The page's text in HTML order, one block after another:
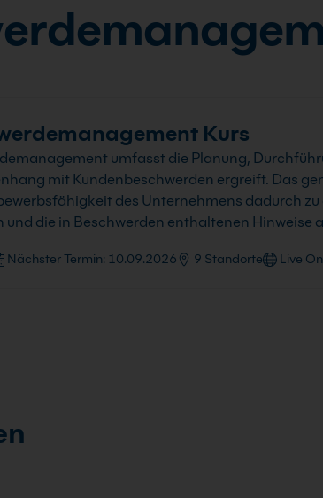
Kurs
umfasst die Planung,
mit Kundenbeschwerden ergreift. Das
des Unternehmens dadurch
und die in Beschwerden enthaltenen
Nächster Termin: 10.09.2026 9 Standorte Live